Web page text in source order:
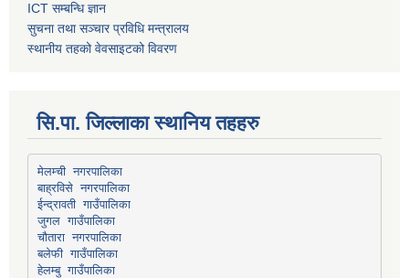
ICT सम्बन्धि ज्ञान
सुचना तथा सञ्चार प्रविधि मन्त्रालय
स्थानीय तहको वेवसाइटको विवरण
सि.पा. जिल्लाका स्थानिय तहहरु
मेलम्ची नगरपालिका
बाह्रविसे नगरपालिका
ईन्द्रावती गाउँपालिका
जुगल गाउँपालिका
चौतारा नगरपालिका
बलेफी गाउँपालिका
हेलम्बु गाउँपालिका